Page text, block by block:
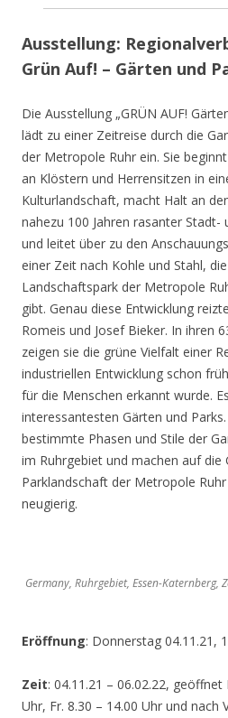
Ausstellung:
Grün Auf! – Gärten und
Die Ausstellung „GRÜN AUF!
lädt zu einer Zeitreise durch die
der Metropole Ruhr ein. Sie
an Klöstern und Herrensitzen in
Kulturlandschaft, macht Halt an
nahezu 100 Jahren rasanter Stadt-
und leitet über zu den
einer Zeit nach Kohle und Stahl,
Landschaftspark der Metropole
gibt. Genau diese Entwicklung
Romeis und Josef Bieker. In ihren
zeigen sie die grüne Vielfalt einer
industriellen Entwicklung schon
für die Menschen erkannt wurde.
interessantesten Gärten und
bestimmte Phasen und Stile der
im Ruhrgebiet und machen auf die
Parklandschaft der Metropole
neugierig.
Germany, Ruhrgebiet, Essen-Katernberg,
Eröffnung: Donnerstag 04.11.21,
Zeit: 04.11.21 – 06.02.22,
Uhr, Fr. 8.30 – 14.00 Uhr und nach